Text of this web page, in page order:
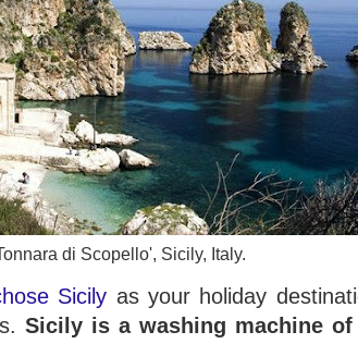
di Scopello', Sicily, Italy.
Sicily as your holiday
Sicily is a washing machine